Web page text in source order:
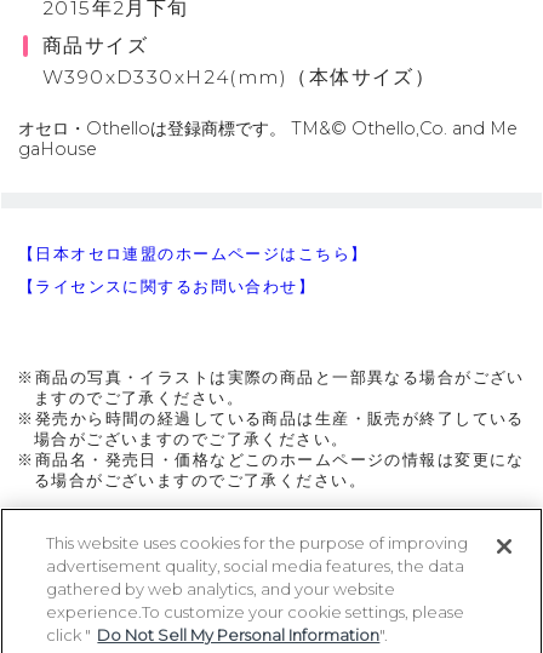
2015年2月下旬
商品サイズ
W390xD330xH24(mm)（本体サイズ）
オセロ・Othelloは登録商標です。 TM&© Othello,Co. and Me
gaHouse
【日本オセロ連盟のホームページはこちら】
【ライセンスに関するお問い合わせ】
※商品の写真・イラストは実際の商品と一部異なる場合がござい
ますのでご了承ください。
※発売から時間の経過している商品は生産・販売が終了している
場合がございますのでご了承ください。
※商品名・発売日・価格などこのホームページの情報は変更にな
る場合がございますのでご了承ください。
ページトップに戻る
This website uses cookies for the purpose of improving
advertisement quality, social media features, the data
gathered by web analytics, and your website
experience.To customize your cookie settings, please
click " Do Not Sell My Personal Information".